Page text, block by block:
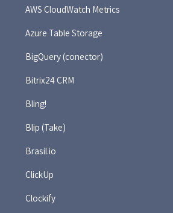
AWS CloudWatch Metrics
Azure Table Storage
BigQuery (conector)
Bitrix24 CRM
Bling!
Blip (Take)
Brasil.io
ClickUp
Clockify